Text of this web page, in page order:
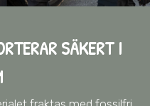
SÄKERT I